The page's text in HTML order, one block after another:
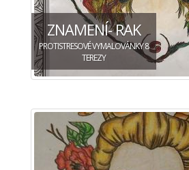
ZNAMENÍ- RAK
PROTISTRESOVÉ VYMALOVÁNKY 8
TEREZY